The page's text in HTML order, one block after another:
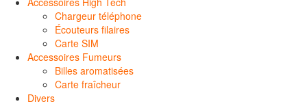
Chargeur téléphone
Écouteurs filaires
Carte SIM
Accessoires Fumeurs
Billes aromatisées
Carte fraîcheur
Divers